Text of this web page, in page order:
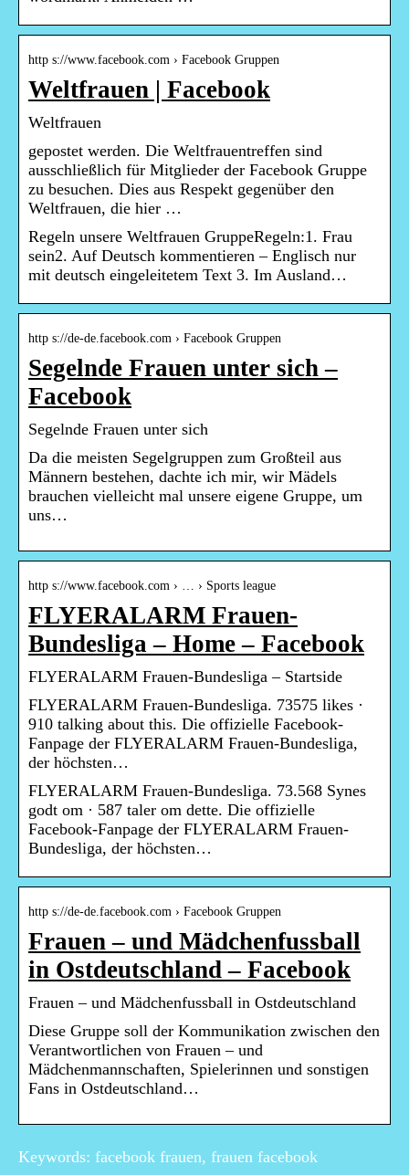
http s://www.facebook.com › Facebook Gruppen
Weltfrauen | Facebook
Weltfrauen
gepostet werden. Die Weltfrauentreffen sind
ausschließlich für Mitglieder der Facebook Gruppe
zu besuchen. Dies aus Respekt gegenüber den
Weltfrauen, die hier …
Regeln unsere Weltfrauen GruppeRegeln:1. Frau
sein2. Auf Deutsch kommentieren – Englisch nur
mit deutsch eingeleitetem Text 3. Im Ausland…
http s://de-de.facebook.com › Facebook Gruppen
Segelnde Frauen unter sich –
Facebook
Segelnde Frauen unter sich
Da die meisten Segelgruppen zum Großteil aus
Männern bestehen, dachte ich mir, wir Mädels
brauchen vielleicht mal unsere eigene Gruppe, um
uns…
http s://www.facebook.com › … › Sports league
FLYERALARM Frauen-
Bundesliga – Home – Facebook
FLYERALARM Frauen-Bundesliga – Startside
FLYERALARM Frauen-Bundesliga. 73575 likes ·
910 talking about this. Die offizielle Facebook-
Fanpage der FLYERALARM Frauen-Bundesliga,
der höchsten…
FLYERALARM Frauen-Bundesliga. 73.568 Synes
godt om · 587 taler om dette. Die offizielle
Facebook-Fanpage der FLYERALARM Frauen-
Bundesliga, der höchsten…
http s://de-de.facebook.com › Facebook Gruppen
Frauen – und Mädchenfussball
in Ostdeutschland – Facebook
Frauen – und Mädchenfussball in Ostdeutschland
Diese Gruppe soll der Kommunikation zwischen den
Verantwortlichen von Frauen – und
Mädchenmannschaften, Spielerinnen und sonstigen
Fans in Ostdeutschland…
Keywords: facebook frauen, frauen facebook